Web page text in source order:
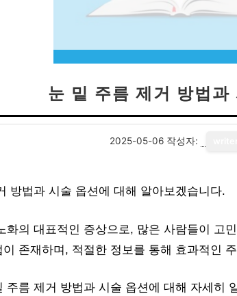
눈 밑 주름 제거 방법과
2025-05-06 작성자:
방법과 시술 옵션에 대해 알아보겠습니다.
화의 대표적인 증상으로, 많은 사람들이 고
이 존재하며, 적절한 정보를 통해 효과적인
주름 제거 방법과 시술 옵션에 대해 자세히